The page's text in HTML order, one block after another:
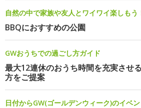
自然の中で家族や友人とワイワイ楽しもう
BBQにおすすめの公園
GWおうちでの過ごし方ガイド
最大12連休のおうち時間を充実させ
方をご提案
日付からGW(ゴールデンウィーク)のイベ